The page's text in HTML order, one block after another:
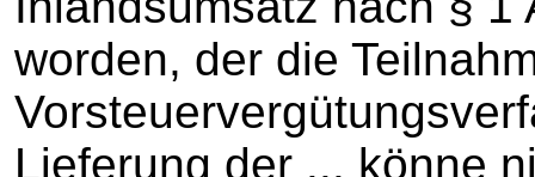
worden, der die
Lieferung der ... könne